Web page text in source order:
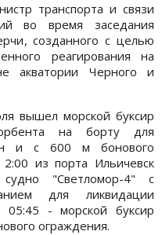
транспорта и связи
во время заседания
созданного с целью
реагирования на
акватории Черного и
вышел морской буксир
на борту для
и с 600 м бонового
из порта Ильичевск
судно "Светломор-4" с
для ликвидации
05:45 - морской буксир
ограждения.